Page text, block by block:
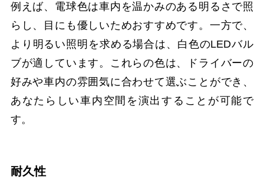
例えば、電球色は車内を温かみのある明るさで照
らし、目にも優しいためおすすめです。一方で、
より明るい照明を求める場合は、白色のLEDバル
ブが適しています。これらの色は、ドライバーの
好みや車内の雰囲気に合わせて選ぶことができ、
あなたらしい車内空間を演出することが可能で
す。
耐久性